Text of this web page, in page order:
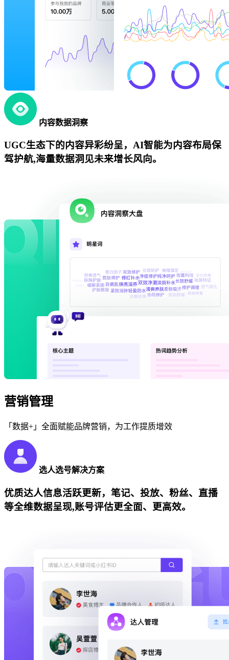
内容数据洞察
UGC生态下的内容异彩纷呈，AI智能为内容布局保
驾护航,海量数据洞见未来增长风向。
营销管理
「数据+」全面赋能品牌营销，为工作提质增效
选人选号解决方案
优质达人信息活跃更新，笔记、投放、粉丝、直播
等全维数据呈现,账号评估更全面、更高效。